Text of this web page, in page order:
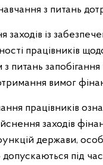
з питань
заходів із
працівників
з питань
вимог
працівників
заходів
держави,
під час